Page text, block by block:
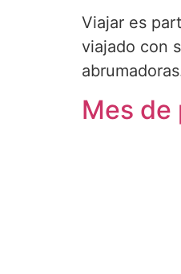
Viajar es
viajado con
Mes de